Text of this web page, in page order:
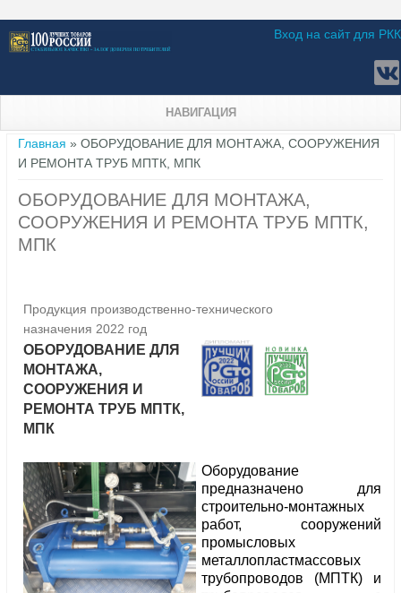
Вход на сайт для РКК
НАВИГАЦИЯ
Вы здесь
Главная » ОБОРУДОВАНИЕ ДЛЯ МОНТАЖА, СООРУЖЕНИЯ
И РЕМОНТА ТРУБ МПТК, МПК
ОБОРУДОВАНИЕ ДЛЯ МОНТАЖА,
СООРУЖЕНИЯ И РЕМОНТА ТРУБ МПТК,
МПК
Продукция производственно-технического
назначения 2022 год
ОБОРУДОВАНИЕ ДЛЯ
МОНТАЖА,
СООРУЖЕНИЯ И
РЕМОНТА ТРУБ МПТК,
МПК
Оборудование
предназначено для
строительно-монтажных
работ, сооружений
промысловых
металлопластмассовых
трубопроводов (МПТК) и